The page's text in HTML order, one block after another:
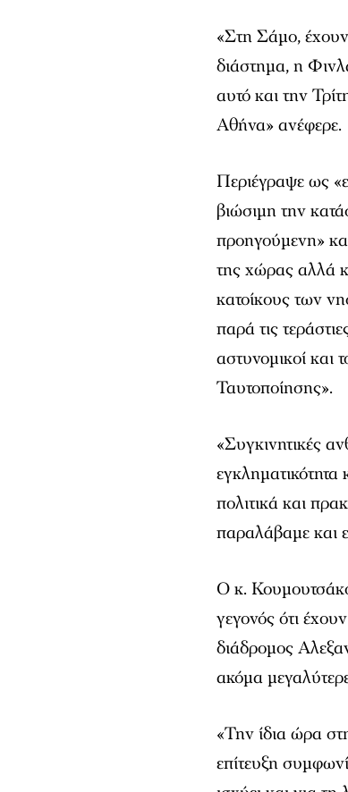
«Στη Σάμο, έχουν
διάστημα, η
αυτό και την
Αθήνα» ανέφερε.
Περιέγραψε ως
βιώσιμη την
προηγούμενη»
της χώρας αλλά
κατοίκους των
παρά τις
αστυνομικοί και
Ταυτοποίησης».
«Συγκινητικές
πολιτικά και
παραλάβαμε και
Ο κ.
γεγονός ότι
διάδρομος
ακόμα
«Την ίδια ώρα
επίτευξη